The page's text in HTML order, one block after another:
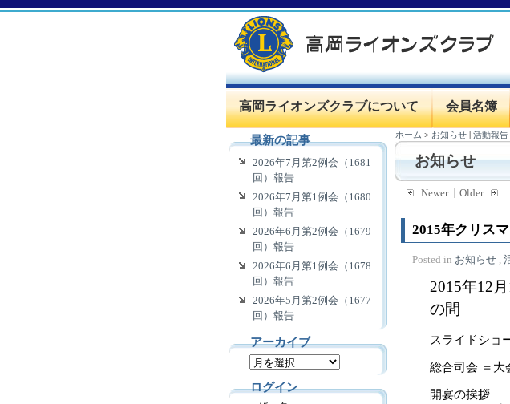
高岡ライオンズクラブについて 会員名簿
ホーム > お知らせ |活動報告
お知らせ
Newer Older
2015年クリス
Posted in お知らせ ,
2015年12
の間
スライドショ
総合司会 ＝
開宴の挨拶
最新の記事
2026年7月第2例会（1681
回）報告
2026年7月第1例会（1680
回）報告
2026年6月第2例会（1679
回）報告
2026年6月第1例会（1678
回）報告
2026年5月第2例会（1677
回）報告
アーカイブ
ログイン